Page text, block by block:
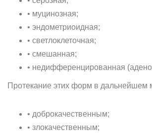
• муцинозная;
• эндометриоидная;
• светлоклеточная;
• смешанная;
• недифференцированная
Протекание этих форм в дальнейшем
• доброкачественным;
• злокачественным;